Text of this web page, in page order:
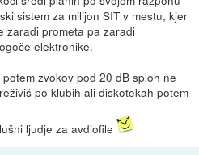
sistem za milijon SIT v mestu, kjer
zaradi prometa pa zaradi
elektronike.
zvokov pod 20 dB sploh ne
po klubih ali diskotekah potem
ljudje za avdiofile